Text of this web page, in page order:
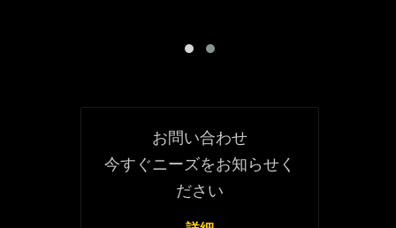
お問い合わせ
今すぐニーズをお知らせく
ださい